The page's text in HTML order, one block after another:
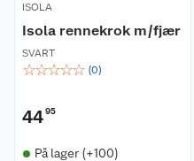
ISOLA
Isola rennekrok m/fjær
SVART
☆☆☆☆☆ (0)
4495
På lager (+100)
Retur- og angrerett
Reklamasjon
Kjøpsvilkår
Personvern
Lavprisløfte
Hageinspirasjon
Oppussing med utemaling